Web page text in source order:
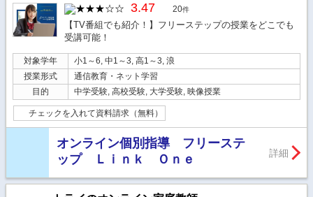
3.47 20件
【TV番組でも紹介！】フリーステップの授業をどこでも
受講可能！
対象学年
小1～6, 中1～3, 高1～3, 浪
授業形式
通信教育・ネット学習
目的
中学受験, 高校受験, 大学受験, 映像授業
チェックを入れて資料請求（無料）
オンライン個別指導 フリーステ
ップ Ｌｉｎｋ Ｏｎｅ
詳細